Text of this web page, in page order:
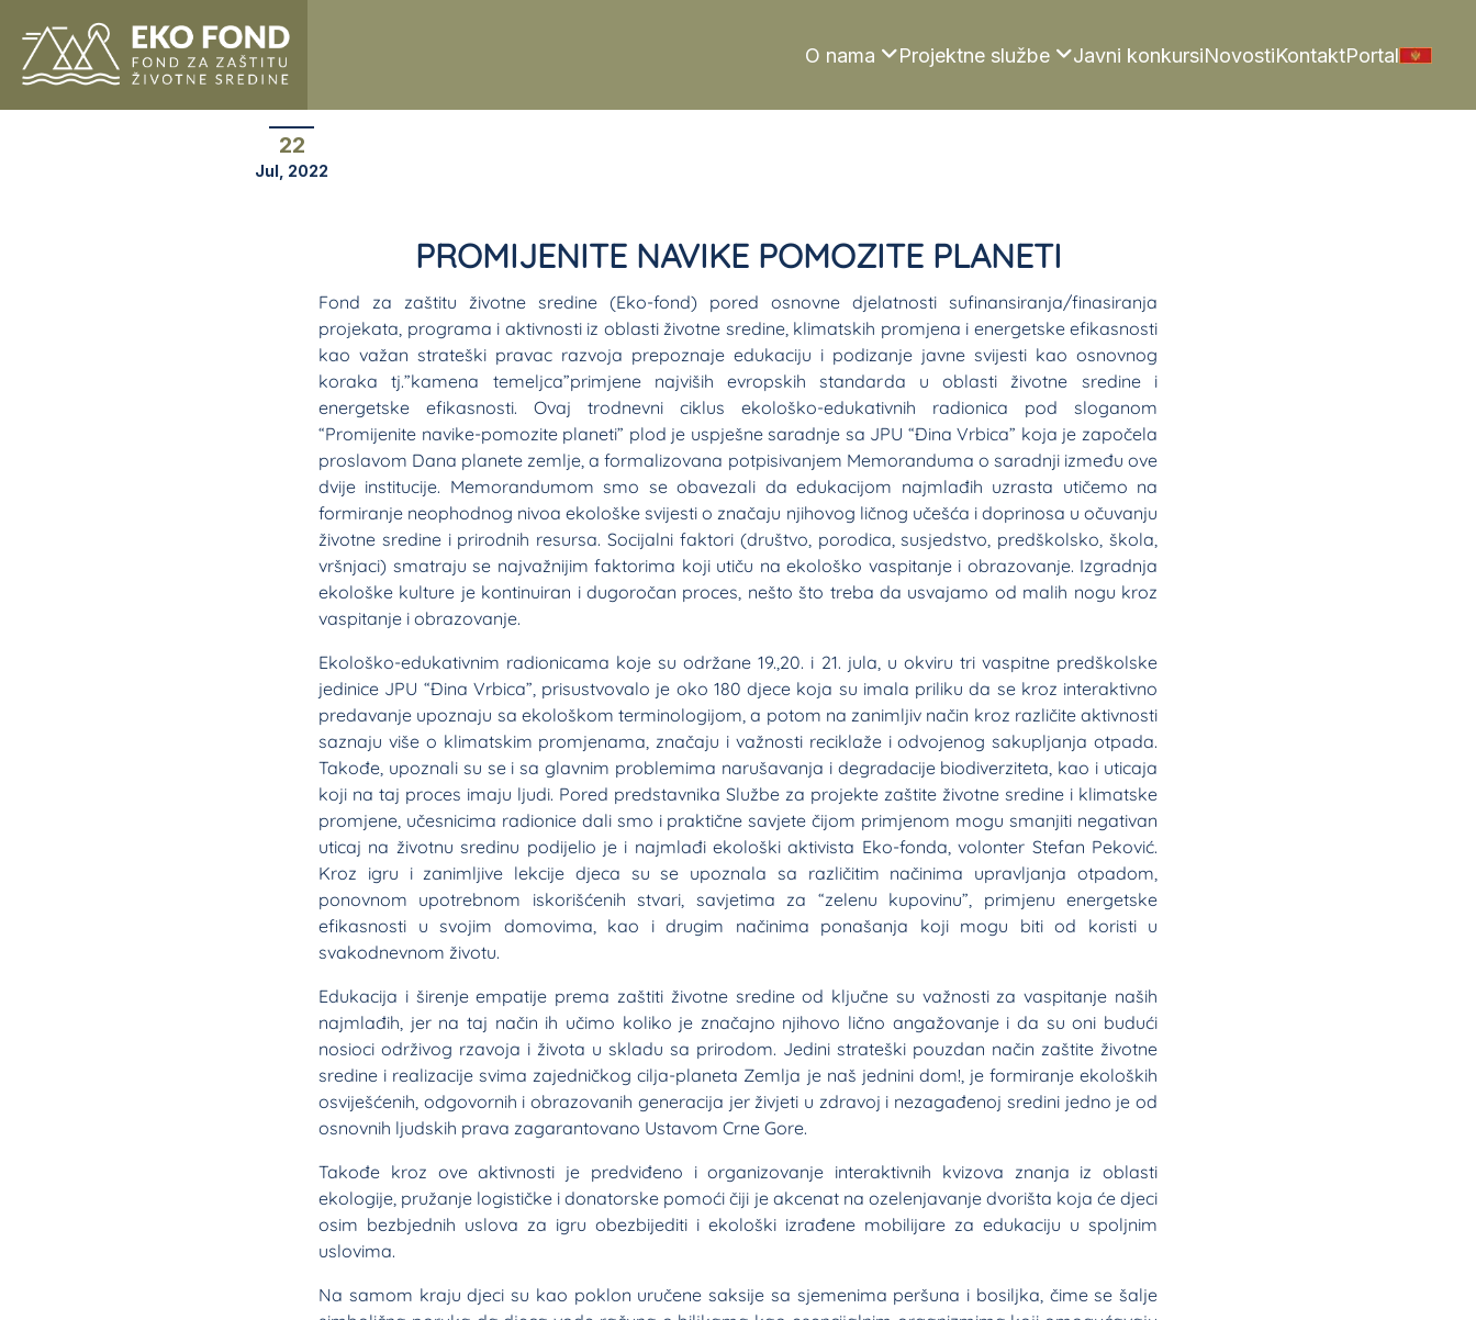
O nama Projektne službe Javni konkursiNovostiKontaktPortal
22
Jul, 2022
PROMIJENITE NAVIKE POMOZITE PLANETI
Fond za zaštitu životne sredine (Eko-fond) pored osnovne djelatnosti sufinansiranja/finasiranja
projekata, programa i aktivnosti iz oblasti životne sredine, klimatskih promjena i energetske efikasnosti
kao važan strateški pravac razvoja prepoznaje edukaciju i podizanje javne svijesti kao osnovnog
koraka tj.”kamena temeljca”primjene najviših evropskih standarda u oblasti životne sredine i
energetske efikasnosti. Ovaj trodnevni ciklus ekološko-edukativnih radionica pod sloganom
“Promijenite navike-pomozite planeti” plod je uspješne saradnje sa JPU “Đina Vrbica” koja je započela
proslavom Dana planete zemlje, a formalizovana potpisivanjem Memoranduma o saradnji između ove
dvije institucije. Memorandumom smo se obavezali da edukacijom najmlađih uzrasta utičemo na
formiranje neophodnog nivoa ekološke svijesti o značaju njihovog ličnog učešća i doprinosa u očuvanju
životne sredine i prirodnih resursa. Socijalni faktori (društvo, porodica, susjedstvo, predškolsko, škola,
vršnjaci) smatraju se najvažnijim faktorima koji utiču na ekološko vaspitanje i obrazovanje. Izgradnja
ekološke kulture je kontinuiran i dugoročan proces, nešto što treba da usvajamo od malih nogu kroz
vaspitanje i obrazovanje.
Ekološko-edukativnim radionicama koje su održane 19.,20. i 21. jula, u okviru tri vaspitne predškolske
jedinice JPU “Đina Vrbica”, prisustvovalo je oko 180 djece koja su imala priliku da se kroz interaktivno
predavanje upoznaju sa ekološkom terminologijom, a potom na zanimljiv način kroz različite aktivnosti
saznaju više o klimatskim promjenama, značaju i važnosti reciklaže i odvojenog sakupljanja otpada.
Takođe, upoznali su se i sa glavnim problemima narušavanja i degradacije biodiverziteta, kao i uticaja
koji na taj proces imaju ljudi. Pored predstavnika Službe za projekte zaštite životne sredine i klimatske
promjene, učesnicima radionice dali smo i praktične savjete čijom primjenom mogu smanjiti negativan
uticaj na životnu sredinu podijelio je i najmlađi ekološki aktivista Eko-fonda, volonter Stefan Peković.
Kroz igru i zanimljive lekcije djeca su se upoznala sa različitim načinima upravljanja otpadom,
ponovnom upotrebnom iskorišćenih stvari, savjetima za “zelenu kupovinu”, primjenu energetske
efikasnosti u svojim domovima, kao i drugim načinima ponašanja koji mogu biti od koristi u
svakodnevnom životu.
Edukacija i širenje empatije prema zaštiti životne sredine od ključne su važnosti za vaspitanje naših
najmlađih, jer na taj način ih učimo koliko je značajno njihovo lično angažovanje i da su oni budući
nosioci održivog rzavoja i života u skladu sa prirodom. Jedini strateški pouzdan način zaštite životne
sredine i realizacije svima zajedničkog cilja-planeta Zemlja je naš jednini dom!, je formiranje ekoloških
osviješćenih, odgovornih i obrazovanih generacija jer živjeti u zdravoj i nezagađenoj sredini jedno je od
osnovnih ljudskih prava zagarantovano Ustavom Crne Gore.
Takođe kroz ove aktivnosti je predviđeno i organizovanje interaktivnih kvizova znanja iz oblasti
ekologije, pružanje logističke i donatorske pomoći čiji je akcenat na ozelenjavanje dvorišta koja će djeci
osim bezbjednih uslova za igru obezbijediti i ekološki izrađene mobilijare za edukaciju u spoljnim
uslovima.
Na samom kraju djeci su kao poklon uručene saksije sa sjemenima peršuna i bosiljka, čime se šalje